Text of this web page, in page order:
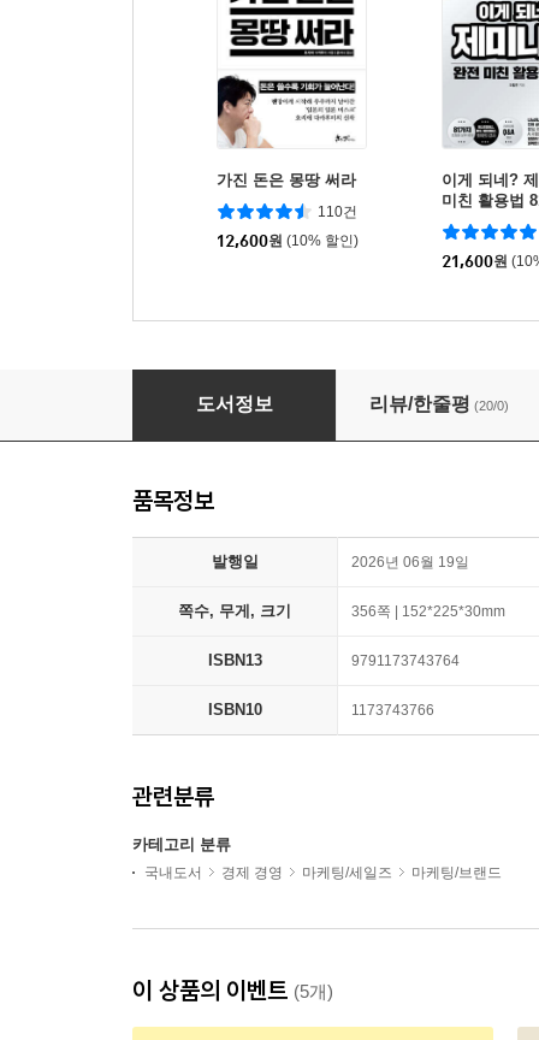
가진 돈은 몽땅 써라
110건
12,600원 (10% 할인)
이게 되네?
미친 활용법
21,600원
AI 페르소나 마케팅 레볼루션
도서정보 리뷰/한줄평 (20/0)
품목정보
발행일 2026년 06월 19일
쪽수, 무게, 크기 356쪽 | 152*225*30mm
ISBN13 9791173743764
ISBN10 1173743766
관련분류
카테고리 분류
국내도서 경제 경영 마케팅/세일즈 마케팅/브랜드
이 상품의 이벤트 (5개)